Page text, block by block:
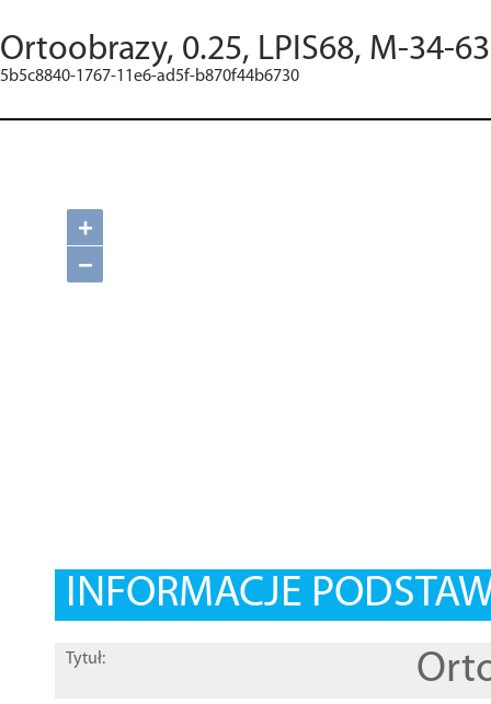
Ortoobrazy, 0.25, LPIS68, M-34-
5b5c8840-1767-11e6-ad5f-b870f44b6730
+
−
INFORMACJE
Tytuł: